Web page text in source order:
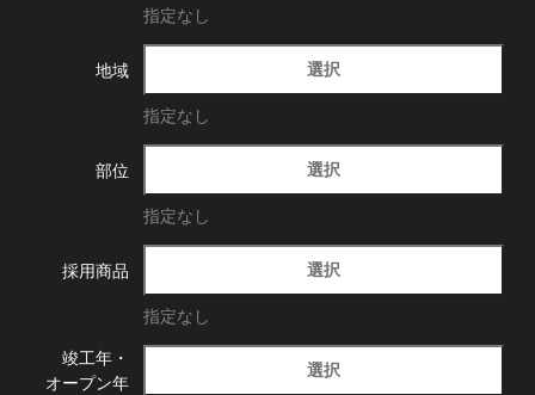
指定なし
地域 選択
指定なし
部位 選択
指定なし
採用商品 選択
指定なし
竣工年・
オープン年
選択